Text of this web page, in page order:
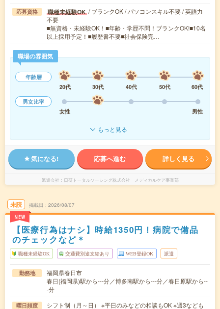
応募資格 職種未経験OK / ブランクOK / パソコンスキル不要 / 英語力
不要
■無資格・未経験OK！■年齢・学歴不問！ブランクOK!■10名
以上採用予定！■履歴書不要■社会保険完…
職場の雰囲気
年齢層
20代
30代 40代 50代
60代
男女比率
女性
男性
もっと見る
気になる! 応募へ進む 詳しく見る
派遣会社 日研トータルソーシング株式会社 メディカルケア事業部
未読
NEW
掲載日 2026/08/07
【医療行為はナシ】時給1350円！病院で備品
のチェックなど＊
職種未経験OK 交通費別途支給あり WEB登録OK 派遣
勤務地
福岡県春日市
春日(福岡県)駅から---分／博多南駅から---分／春日原駅から--
-分
曜日頻度
シフト制（月～日） ※平日のみなどの相談もOK ※週3なども